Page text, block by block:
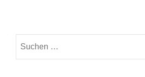
navigation
nach: